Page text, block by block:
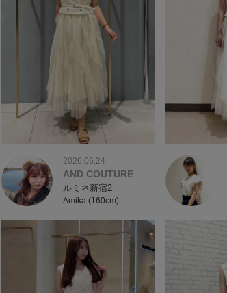
2026.06.24
AND COUTURE
ルミネ新宿2
Amika (160cm)